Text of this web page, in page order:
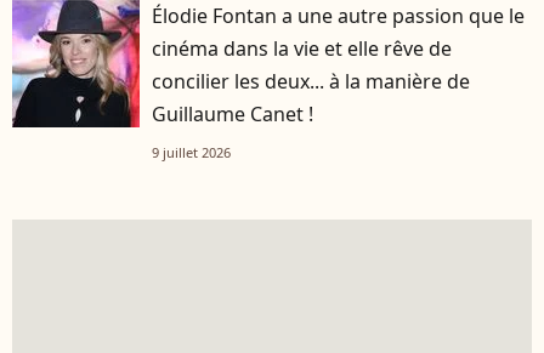
Élodie Fontan a une autre passion que le
cinéma dans la vie et elle rêve de
concilier les deux... à la manière de
Guillaume Canet !
9 juillet 2026